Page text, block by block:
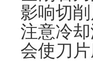
影响切削
注意冷却
会使刀片